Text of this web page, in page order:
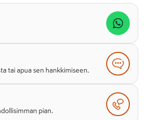
tai apua sen hankkimiseen.
pian.